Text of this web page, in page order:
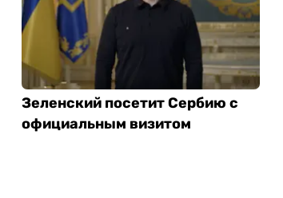
Зеленский посетит Сербию с
официальным визитом